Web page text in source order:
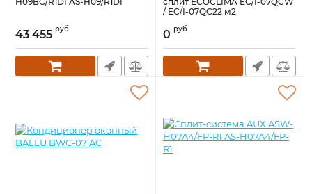
43 455 руб
/ EC/I-07QC22 м2
0 руб